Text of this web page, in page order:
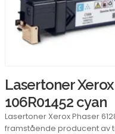
Lasertoner
106R01452 cyan
Lasertoner Xerox Phaser
framstående producent av